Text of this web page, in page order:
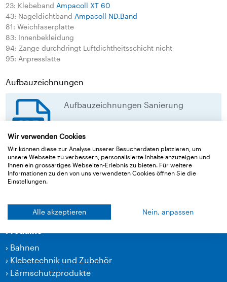
23: Klebeband Ampacoll XT 60
43: Nageldichtband Ampacoll ND.Band
81: Weichfaserplatte
83: Innenbekleidung
94: Zange durchdringt Luftdichtheitsschicht nicht
95: Anpresslatte
Aufbauzeichnungen
Aufbauzeichnungen Sanierung
download
Zurück zur Übersicht
› Bahnen
› Klebetechnik und Zubehör
› Lärmschutzprodukte
Wir verwenden Cookies
Wir können diese zur Analyse unserer Besucherdaten platzieren, um
unsere Webseite zu verbessern, personalisierte Inhalte anzuzeigen und
Ihnen ein grossartiges Webseiten-Erlebnis zu bieten. Für weitere
Informationen zu den von uns verwendeten Cookies öffnen Sie die
Einstellungen.
Alle akzeptieren Nein, anpassen